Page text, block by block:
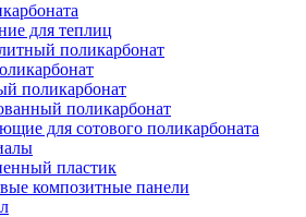
для теплиц
поликарбонат
поликарбонат
поликарбонат
для сотового поликарбоната
пластик
композитные панели